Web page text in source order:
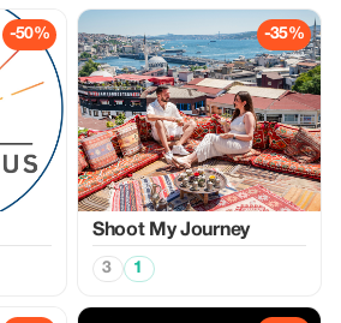
-50% -35%
Shoot My Journey
3 1